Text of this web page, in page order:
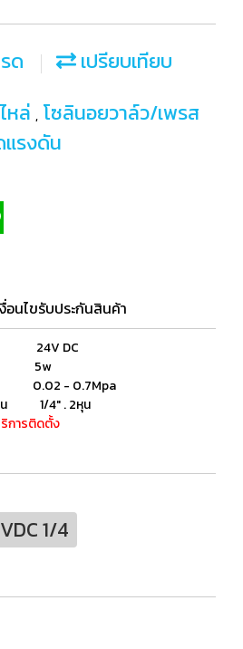
ด เปรียบเทียบ
หล่ , โซลินอยวาล์ว/เพรส
แรงดัน
อนไขรับประกันสินค้า
24V DC
5w
- 0.7Mpa
ใน 1/4" . 2หุน
การติดตั้ง
1/4